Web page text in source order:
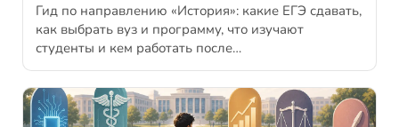
Гид по направлению «История»: какие ЕГЭ сдавать,
как выбрать вуз и программу, что изучают
студенты и кем работать после…